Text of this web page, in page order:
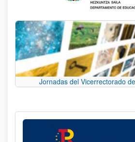
Jornadas del Vicerrectorado